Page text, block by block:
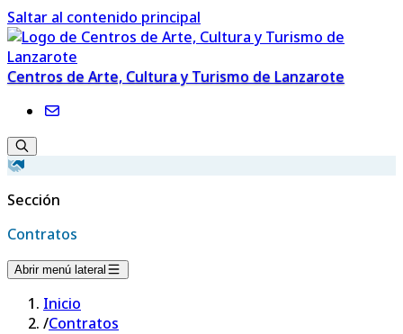
Saltar al contenido principal
Centros de Arte, Cultura y Turismo de Lanzarote
Sección
Contratos
Abrir menú lateral
Inicio
/Contratos